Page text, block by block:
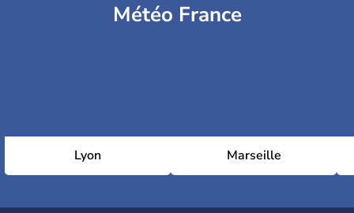
Météo France
Lyon Marseille